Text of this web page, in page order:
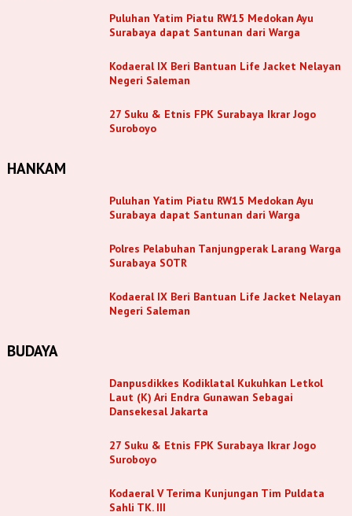
Puluhan Yatim Piatu RW15 Medokan Ayu
Surabaya dapat Santunan dari Warga
Kodaeral IX Beri Bantuan Life Jacket Nelayan
Negeri Saleman
27 Suku & Etnis FPK Surabaya Ikrar Jogo
Suroboyo
HANKAM
Puluhan Yatim Piatu RW15 Medokan Ayu
Surabaya dapat Santunan dari Warga
Polres Pelabuhan Tanjungperak Larang Warga
Surabaya SOTR
Kodaeral IX Beri Bantuan Life Jacket Nelayan
Negeri Saleman
BUDAYA
Danpusdikkes Kodiklatal Kukuhkan Letkol
Laut (K) Ari Endra Gunawan Sebagai
Dansekesal Jakarta
27 Suku & Etnis FPK Surabaya Ikrar Jogo
Suroboyo
Kodaeral V Terima Kunjungan Tim Puldata
Sahli TK. III